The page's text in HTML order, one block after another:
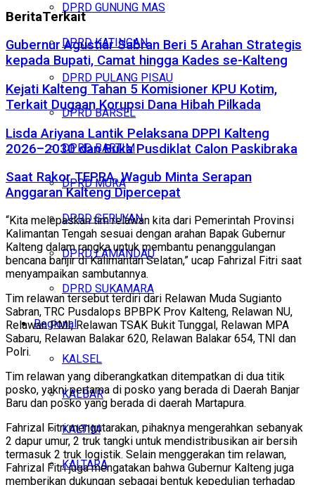
DPRD GUNUNG MAS
DPRD KATINGAN
DPRD PULANG PISAU
DPRD BARSEL
DPRD BARTIM
DPRD MURA
DPRD SERUYAN
DPRD LAMANDAU
DPRD SUKAMARA
Regional
KALSEL
KALBAR
KALTIM
KALTARA
BeritaTerkait
Gubernur Agustiar Sabran Beri 5 Arahan Strategis
kepada Bupati, Camat hingga Kades se-Kalteng
Kejati Kalteng Tahan 5 Komisioner KPU Kotim,
Terkait Dugaan Korupsi Dana Hibah Pilkada
Lisda Ariyana Lantik Pelaksana DPPI Kalteng
2026–2030 dan Buka Pusdiklat Calon Paskibraka
Saat Rakor TEPRA, Wagub Minta Serapan
Anggaran Kalteng Dipercepat
“Kita melepaskan tim relawan kita dari Pemerintah Provinsi
Kalimantan Tengah sesuai dengan arahan Bapak Gubernur
Kalteng dalam rangka untuk membantu penanggulangan
bencana banjir di Kalimantan Selatan,” ucap Fahrizal Fitri saat
menyampaikan sambutannya.
Tim relawan tersebut terdiri dari Relawan Muda Sugianto
Sabran, TRC Pusdalops BPBPK Prov Kalteng, Relawan NU,
Relawan PMI, Relawan TSAK Bukit Tunggal, Relawan MPA
Sabaru, Relawan Balakar 620, Relawan Balakar 654, TNI dan
Polri.
Tim relawan yang diberangkatkan ditempatkan di dua titik
posko, yakni pertama di posko yang berada di Daerah Banjar
Baru dan posko yang berada di daerah Martapura.
Fahrizal Fitri mengutarakan, pihaknya mengerahkan sebanyak
2 dapur umur, 2 truk tangki untuk mendistribusikan air bersih
termasuk 2 truk logistik. Selain menggerakan tim relawan,
Fahrizal Fitri juga mengatakan bahwa Gubernur Kalteng juga
memberikan dukungan sebagai bentuk kepedulian terhadap